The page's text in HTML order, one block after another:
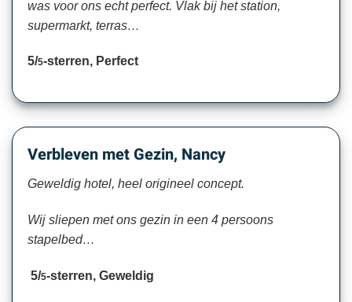
was voor ons echt perfect. Vlak bij het station,
supermarkt, terras…
5/5-sterren, Perfect
Verbleven met Gezin, Nancy
Geweldig hotel, heel origineel concept.
Wij sliepen met ons gezin in een 4 persoons
stapelbed…
5/5-sterren, Geweldig